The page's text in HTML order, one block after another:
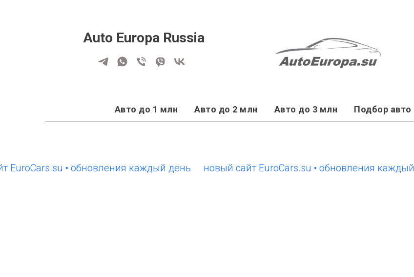
Auto Europa Russia
Авто до 1 млн Авто до 2 млн Авто до 3 млн Подбор авто
• обновления каждый день новый сайт EuroCars.su • обновления каждый день